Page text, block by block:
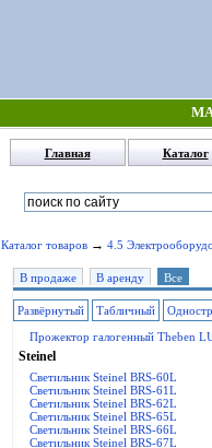
Главная Каталог
Каталог товаров→ 4.5
В продаже В аренду Все
Развёрнутый Табличный
Прожектор галогенный Theben
Steinel
Светильник Steinel BRS-60L
Светильник Steinel BRS-61L
Светильник Steinel BRS-62L
Светильник Steinel BRS-65L
Светильник Steinel BRS-66L
Светильник Steinel BRS-67L